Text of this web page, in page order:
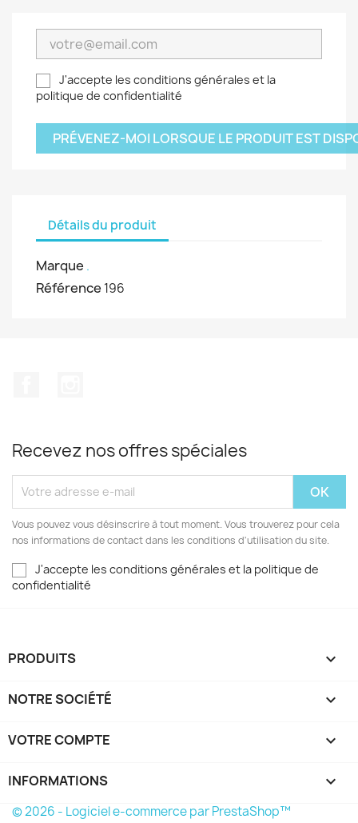
J'accepte les conditions générales et la
politique de confidentialité
PRÉVENEZ-MOI LORSQUE LE PRODUIT EST
Détails du produit
Marque .
Référence 196
Recevez nos offres spéciales
Vous pouvez vous désinscrire à tout moment. Vous trouverez pour cela
nos informations de contact dans les conditions d'utilisation du site.
J'accepte les conditions générales et la politique de
confidentialité
PRODUITS 
NOTRE SOCIÉTÉ 
VOTRE COMPTE 
INFORMATIONS keyboard_arrow_down
© 2026 - Logiciel e-commerce par PrestaShop™